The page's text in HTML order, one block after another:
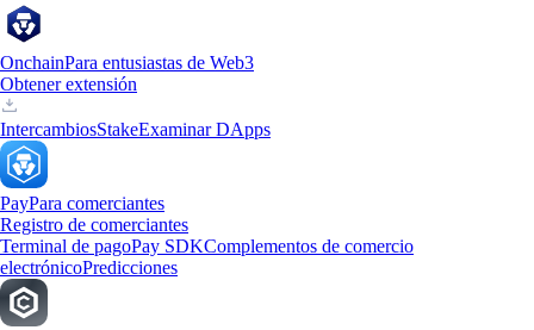
OnchainPara entusiastas de Web3
Obtener extensión
IntercambiosStakeExaminar DApps
PayPara comerciantes
Registro de comerciantes
Terminal de pagoPay SDKComplementos de comercio
electrónicoPredicciones